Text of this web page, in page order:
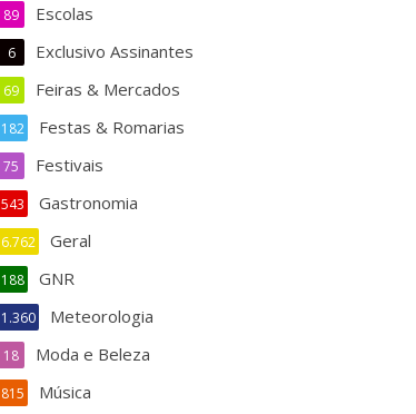
Escolas
89
Exclusivo Assinantes
6
Feiras & Mercados
69
Festas & Romarias
182
Festivais
75
Gastronomia
543
Geral
6.762
GNR
188
Meteorologia
1.360
Moda e Beleza
18
Música
815